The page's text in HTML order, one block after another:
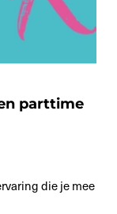
parttime
die je mee